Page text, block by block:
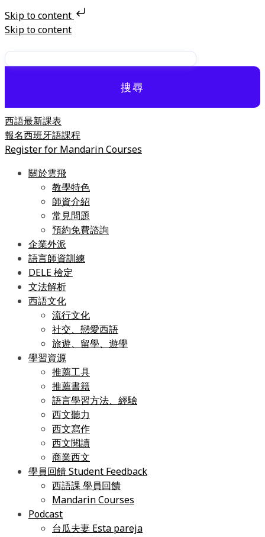
Skip to content
Skip to content
搜尋
西語最新課表
報名西班牙語課程
Register for Mandarin Courses
關於雲飛
教學特色
師資介紹
常見問題
預約免費諮詢
企業外派
語言師資訓練
DELE 檢定
文法解析
西語文化
流行文化
社交、戀愛西語
旅遊、留學、遊學
學習資源
推薦工具
推薦書籍
語言學習方法、經驗
西文聽力
西文寫作
西文閱讀
商業西文
學員回饋 Student Feedback
西語課 學員回饋
Mandarin Courses
Podcast
台瓜夫妻 Esta pareja